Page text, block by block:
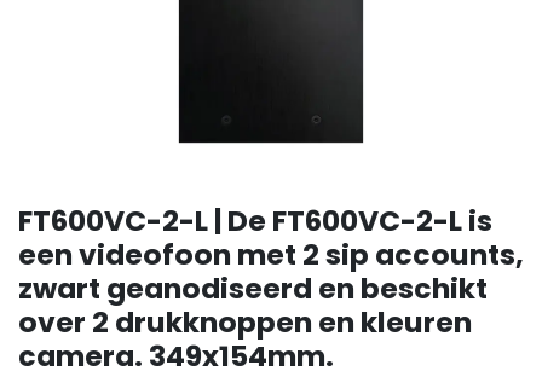
FT600VC-2-L | De FT600VC-2-L is
een videofoon met 2 sip accounts,
zwart geanodiseerd en beschikt
over 2 drukknoppen en kleuren
camera. 349x154mm.